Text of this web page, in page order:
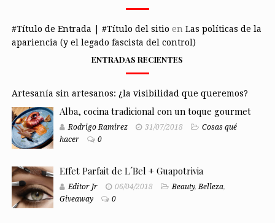
#Título de Entrada | #Título del sitio en Las políticas de la
apariencia (y el legado fascista del control)
ENTRADAS RECIENTES
Artesanía sin artesanos: ¿la visibilidad que queremos?
Alba, cocina tradicional con un toque gourmet
Rodrigo Ramirez 31/07/2018
Cosas qué
hacer
0
Effet Parfait de L´Bel + Guapotrivia
Editor Jr 06/04/2018 Beauty,Belleza,
Giveaway
0